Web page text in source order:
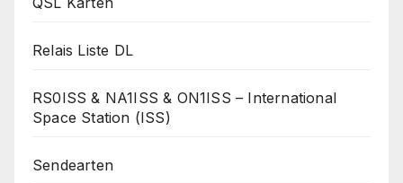
Relais Liste DL
RS0ISS & NA1ISS & ON1ISS – International
Space Station (ISS)
Sendearten